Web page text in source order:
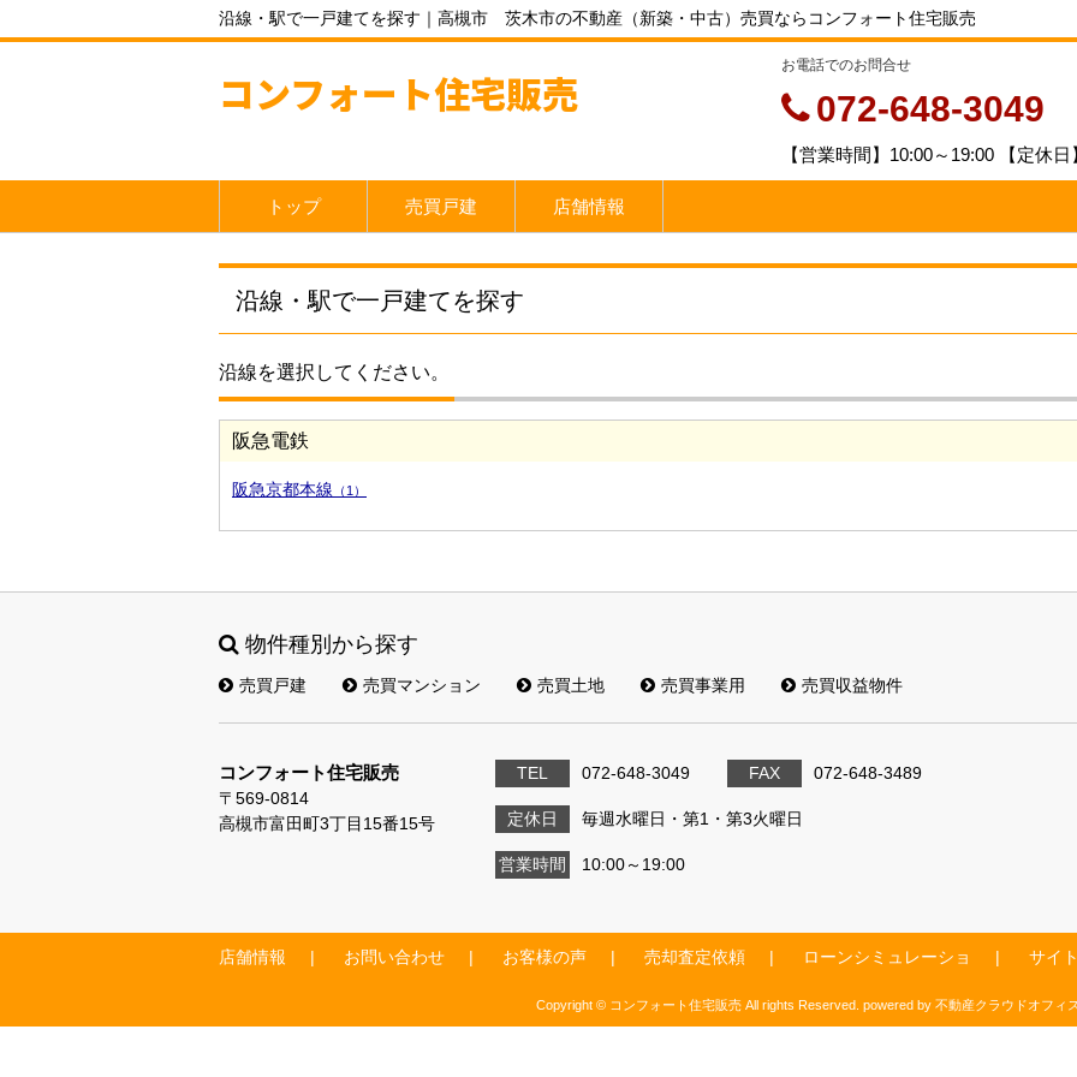
沿線・駅で一戸建てを探す｜高槻市 茨木市の不動産（新築・中古）売買ならコンフォート住宅販売
コンフォート住宅販売
お電話でのお問合せ
072-648-3049
【営業時間】10:00～19:00 【定休
トップ 売買戸建 店舗情報
沿線・駅で一戸建てを探す
沿線を選択してください。
阪急電鉄
阪急京都本線 （1）
物件種別から探す
売買戸建 売買マンション 売買土地 売買事業用 売買収益物件
コンフォート住宅販売
〒569-0814
高槻市富田町3丁目15番15号
TEL 072-648-3049 FAX 072-648-3489
定休日 毎週水曜日・第1・第3火曜日
営業時間 10:00～19:00
店舗情報 お問い合わせ お客様の声 売却査定依頼 ローンシミュレーショ サイ
Copyright © コンフォート住宅販売 All rights Reserved. powered by 不動産クラウドオフィス